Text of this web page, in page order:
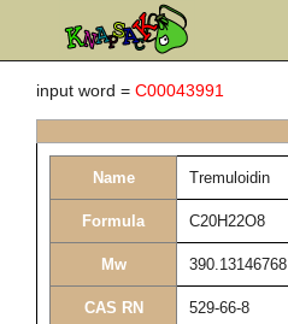
input word = C00043991
Name Tremuloidin
Formula C20H22O8
Mw 390.13146768
CAS RN 529-66-8